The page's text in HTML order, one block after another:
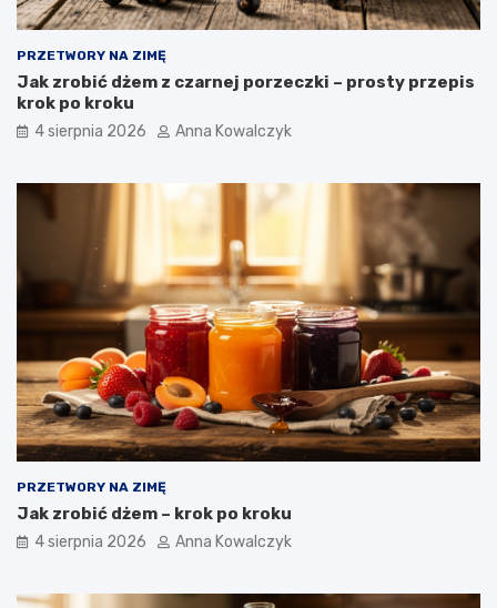
PRZETWORY NA ZIMĘ
Jak zrobić dżem z czarnej porzeczki – prosty przepis
krok po kroku
4 sierpnia 2026 Anna Kowalczyk
PRZETWORY NA ZIMĘ
Jak zrobić dżem – krok po kroku
4 sierpnia 2026 Anna Kowalczyk